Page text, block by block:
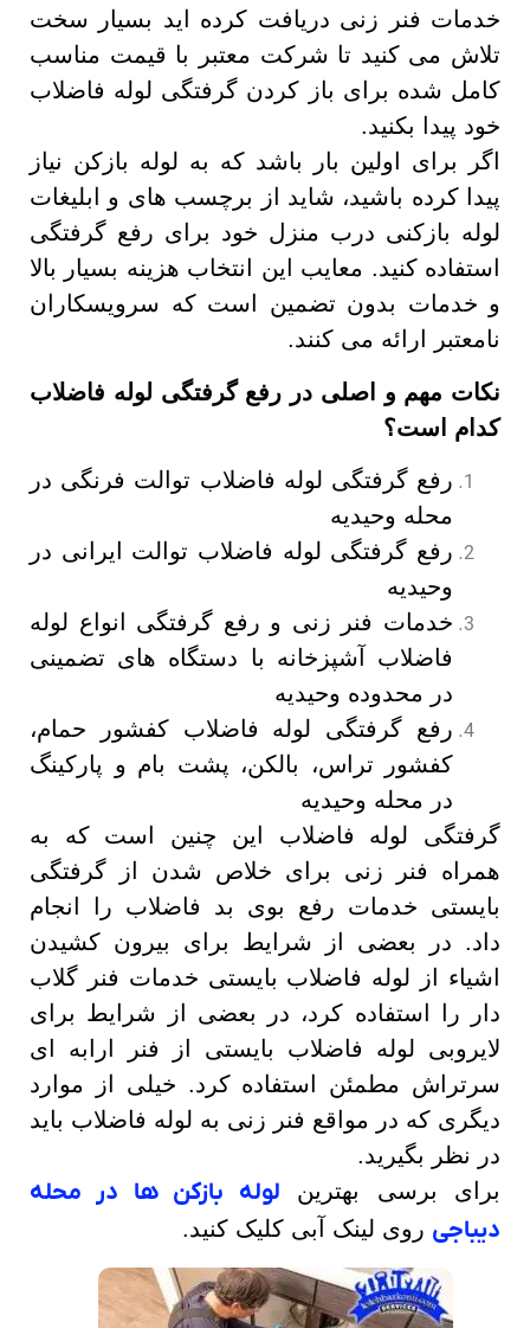
خدمات فنر زنی دریافت کرده اید بسیار سخت
تلاش می کنید تا شرکت معتبر با قیمت مناسب
کامل شده برای باز کردن گرفتگی لوله فاضلاب
خود پیدا بکنید.
اگر برای اولین بار باشد که به لوله بازکن نیاز
پیدا کرده باشید، شاید از برچسب های و ابلیغات
لوله بازکنی درب منزل خود برای رفع گرفتگی
استفاده کنید. معایب این انتخاب هزینه بسیار بالا
و خدمات بدون تضمین است که سرویسکاران
نامعتبر ارائه می کنند.
نکات مهم و اصلی در رفع گرفتگی لوله فاضلاب
کدام است؟
رفع گرفتگی لوله فاضلاب توالت فرنگی در
محله وحیدیه
رفع گرفتگی لوله فاضلاب توالت ایرانی در
وحیدیه
خدمات فنر زنی و رفع گرفتگی انواع لوله
فاضلاب آشپزخانه با دستگاه های تضمینی
در محدوده وحیدیه
رفع گرفتگی لوله فاضلاب کفشور حمام،
کفشور تراس، بالکن، پشت بام و پارکینگ
در محله وحیدیه
گرفتگی لوله فاضلاب این چنین است که به
همراه فنر زنی برای خلاص شدن از گرفتگی
بایستی خدمات رفع بوی بد فاضلاب را انجام
داد. در بعضی از شرایط برای بیرون کشیدن
اشیاء از لوله فاضلاب بایستی خدمات فنر گلاب
دار را استفاده کرد، در بعضی از شرایط برای
لایروبی لوله فاضلاب بایستی از فنر ارابه ای
سرتراش مطمئن استفاده کرد. خیلی از موارد
دیگری که در مواقع فنر زنی به لوله فاضلاب باید
در نظر بگیرید.
برای برسی بهترین لوله بازکن ها در محله
دیباجی روی لینک آبی کلیک کنید.